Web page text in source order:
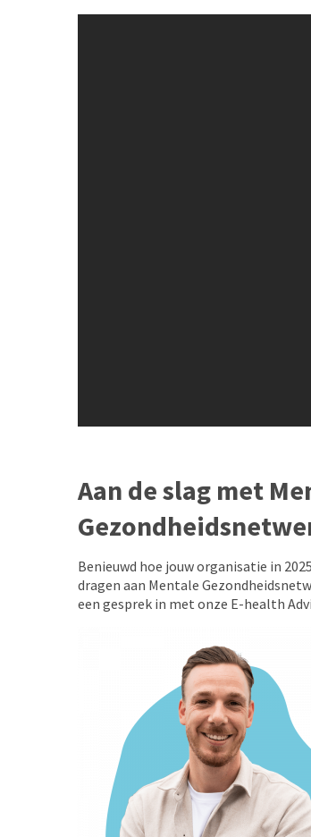
Aan de slag met
Benieuwd hoe jouw organisatie in
dragen aan Mentale
een gesprek in met onze E-health